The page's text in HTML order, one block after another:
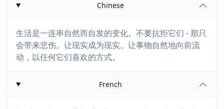
Chinese
生活是一连串自然而自发的变化。不要抗拒它们 - 那只
会带来悲伤。让现实成为现实。让事物自然地向前流
动，以任何它们喜欢的方式。
French